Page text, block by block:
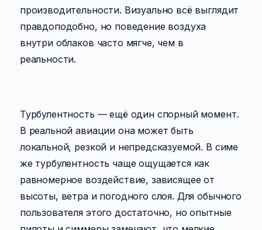
производительности. Визуально всё выглядит
правдоподобно, но поведение воздуха
внутри облаков часто мягче, чем в
реальности.
Турбулентность — ещё один спорный момент.
В реальной авиации она может быть
локальной, резкой и непредсказуемой. В симе
же турбулентность чаще ощущается как
равномерное воздействие, зависящее от
высоты, ветра и погодного слоя. Для обычного
пользователя этого достаточно, но опытные